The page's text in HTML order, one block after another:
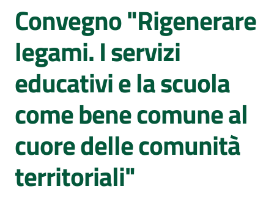
Agenda
Assemblea
dei
ragazzi
e
delle
ragazze
Salta al contenuto
Convegno "Rigenerare
legami. I servizi
educativi e la scuola
come bene comune al
cuore delle comunità
territoriali"